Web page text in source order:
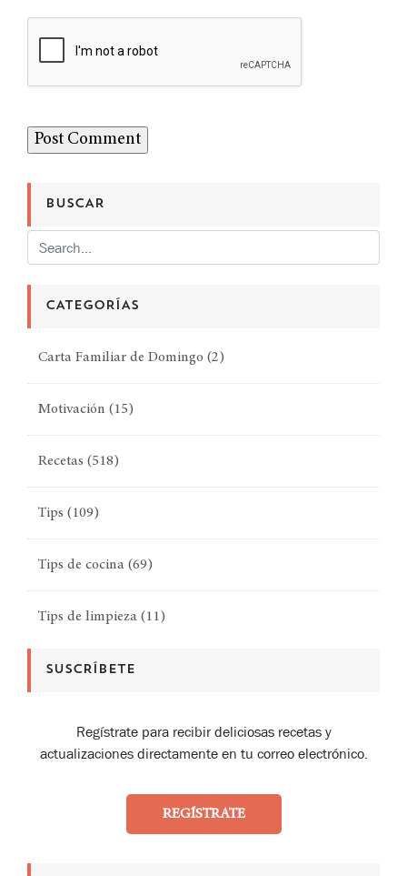
BUSCAR
CATEGORÍAS
Carta Familiar de Domingo (2)
Motivación (15)
Recetas (518)
Tips (109)
Tips de cocina (69)
Tips de limpieza (11)
SUSCRÍBETE
Regístrate para recibir deliciosas recetas y
actualizaciones directamente en tu correo electrónico.
REGÍSTRATE